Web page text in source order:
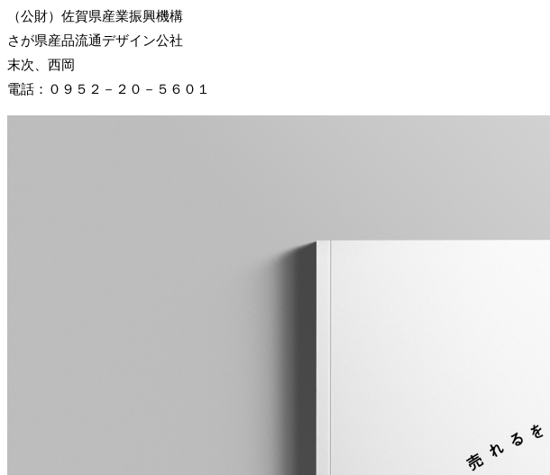
（公財）佐賀県産業振興機構
さが県産品流通デザイン公社
末次、西岡
電話：０９５２－２０－５６０１